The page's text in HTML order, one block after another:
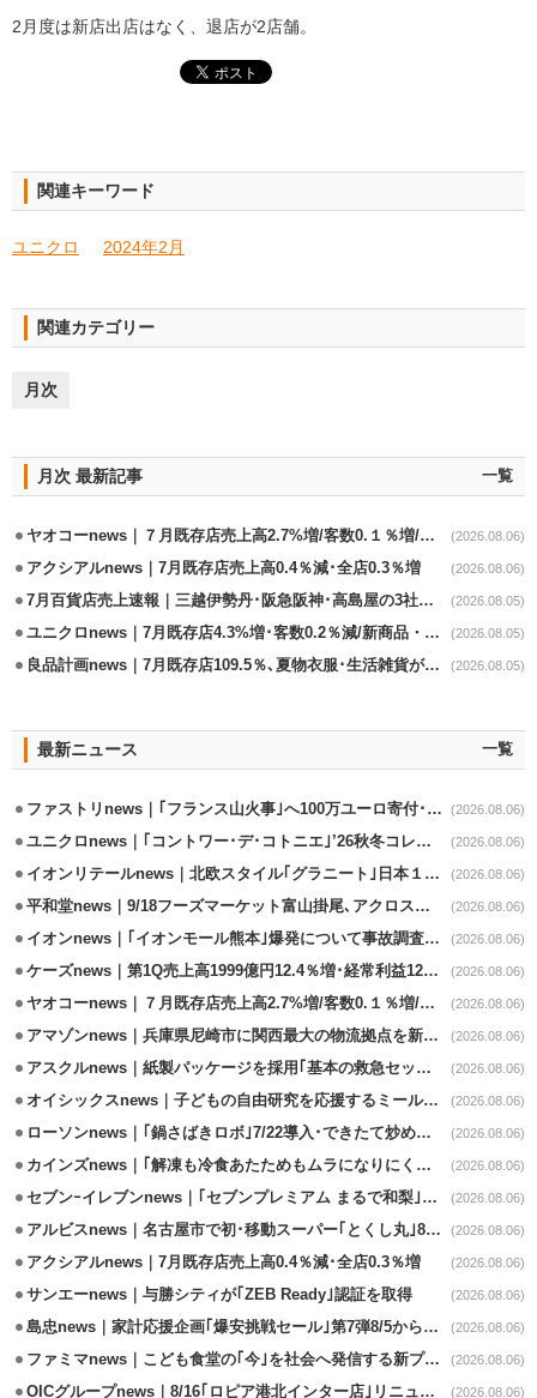
2月度は新店出店はなく、退店が2店舗。
関連キーワード
ユニクロ 2024年2月
関連カテゴリー
月次
月次 最新記事 一覧
ヤオコーnews｜７月既存店売上高2.7%増/客数0.１％増/客単価2.6％増 (2026.08.06)
アクシアルnews｜7月既存店売上高0.4％減･全店0.3％増 (2026.08.06)
7月百貨店売上速報｜三越伊勢丹･阪急阪神･高島屋の3社は増収 (2026.08.05)
ユニクロnews｜7月既存店4.3%増･客数0.2％減/新商品・夏物商品が好調 (2026.08.05)
良品計画news｜7月既存店109.5％､夏物衣服･生活雑貨が好調 (2026.08.05)
最新ニュース 一覧
ファストリnews｜｢フランス山火事｣へ100万ユーロ寄付･衣料5万点も提供 (2026.08.06)
ユニクロnews｜｢コントワー･デ･コトニエ｣’26秋冬コレクション8/28発売 (2026.08.06)
イオンリテールnews｜北欧スタイル｢グラニート｣日本１号店を自由が丘に開業 (2026.08.06)
平和堂news｜9/18フーズマーケット富山掛尾､アクロスプラザ内に出店 (2026.08.06)
イオンnews｜｢イオンモール熊本｣爆発について事故調査委員会設置 (2026.08.06)
ケーズnews｜第1Q売上高1999億円12.4％増･経常利益125.0%増 (2026.08.06)
ヤオコーnews｜７月既存店売上高2.7%増/客数0.１％増/客単価2.6％増 (2026.08.06)
アマゾンnews｜兵庫県尼崎市に関西最大の物流拠点を新設・市内2拠点目 (2026.08.06)
アスクルnews｜紙製パッケージを採用｢基本の救急セット｣8/5発売 (2026.08.06)
オイシックスnews｜子どもの自由研究を応援するミールキット8/6発売 (2026.08.06)
ローソンnews｜｢鍋さばきロボ｣7/22導入･できたて炒めメニューを提供 (2026.08.06)
カインズnews｜｢解凍も冷食あたためもムラになりにくいフラットレンジ｣発売 (2026.08.06)
セブンｰイレブンnews｜｢セブンプレミアム まるで和梨｣8/11から順次発売 (2026.08.06)
アルビスnews｜名古屋市で初･移動スーパー｢とくし丸｣8/4運行開始 (2026.08.06)
アクシアルnews｜7月既存店売上高0.4％減･全店0.3％増 (2026.08.06)
サンエーnews｜与勝シティが｢ZEB Ready｣認証を取得 (2026.08.06)
島忠news｜家計応援企画｢爆安挑戦セール｣第7弾8/5から開催 (2026.08.06)
ファミマnews｜こども食堂の｢今｣を社会へ発信する新プロジェクト始動 (2026.08.06)
OICグループnews｜8/16｢ロピア港北インター店｣リニューアル/食品売場拡大 (2026.08.06)